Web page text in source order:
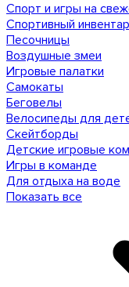
Спорт и игры на
Спортивный
Песочницы
Воздушные змеи
Игровые палатки
Самокаты
Беговелы
Велосипеды для
Скейтборды
Детские игровые
Игры в команде
Для отдыха на воде
Показать все